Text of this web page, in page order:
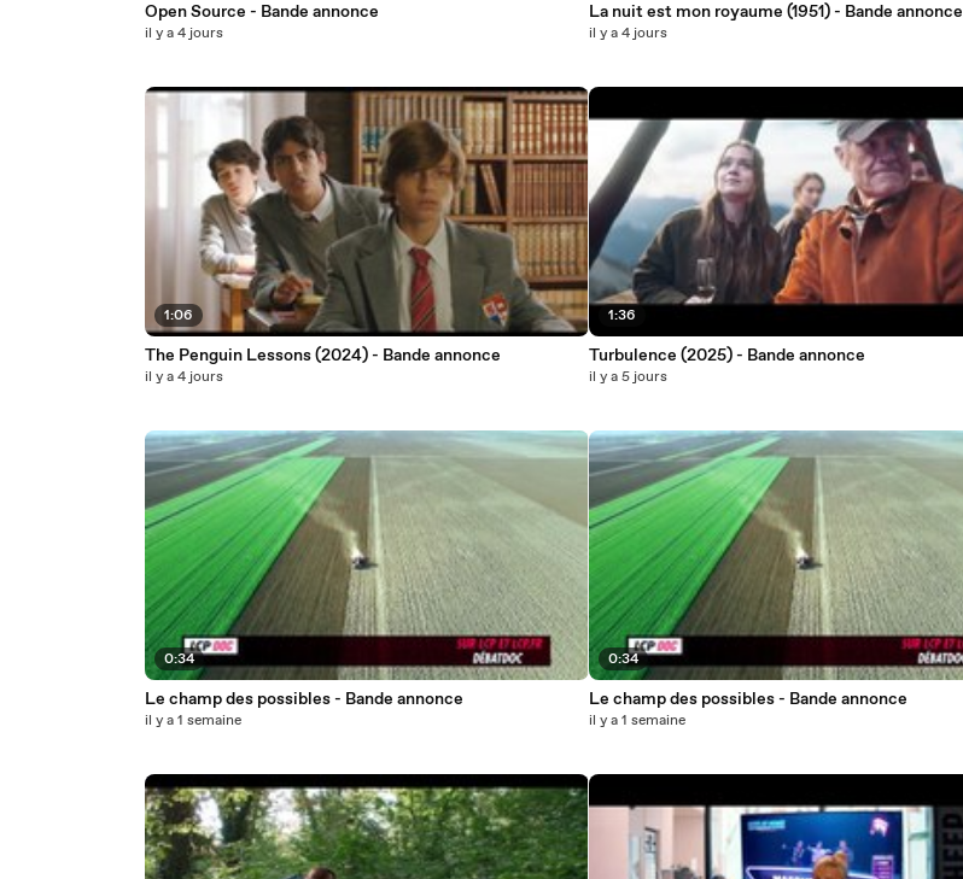
Open Source - Bande annonce
il y a 4 jours
1:06
The Penguin Lessons (2024) - Bande annonce
il y a 4 jours
0:34
Le champ des possibles - Bande annonce
il y a 1 semaine
La nuit est mon royaume (1951) - Bande annonce
il y a 4 jours
1:36
Turbulence (2025) - Bande annonce
il y a 5 jours
0:34
Le champ des possibles - Bande annonce
il y a 1 semaine